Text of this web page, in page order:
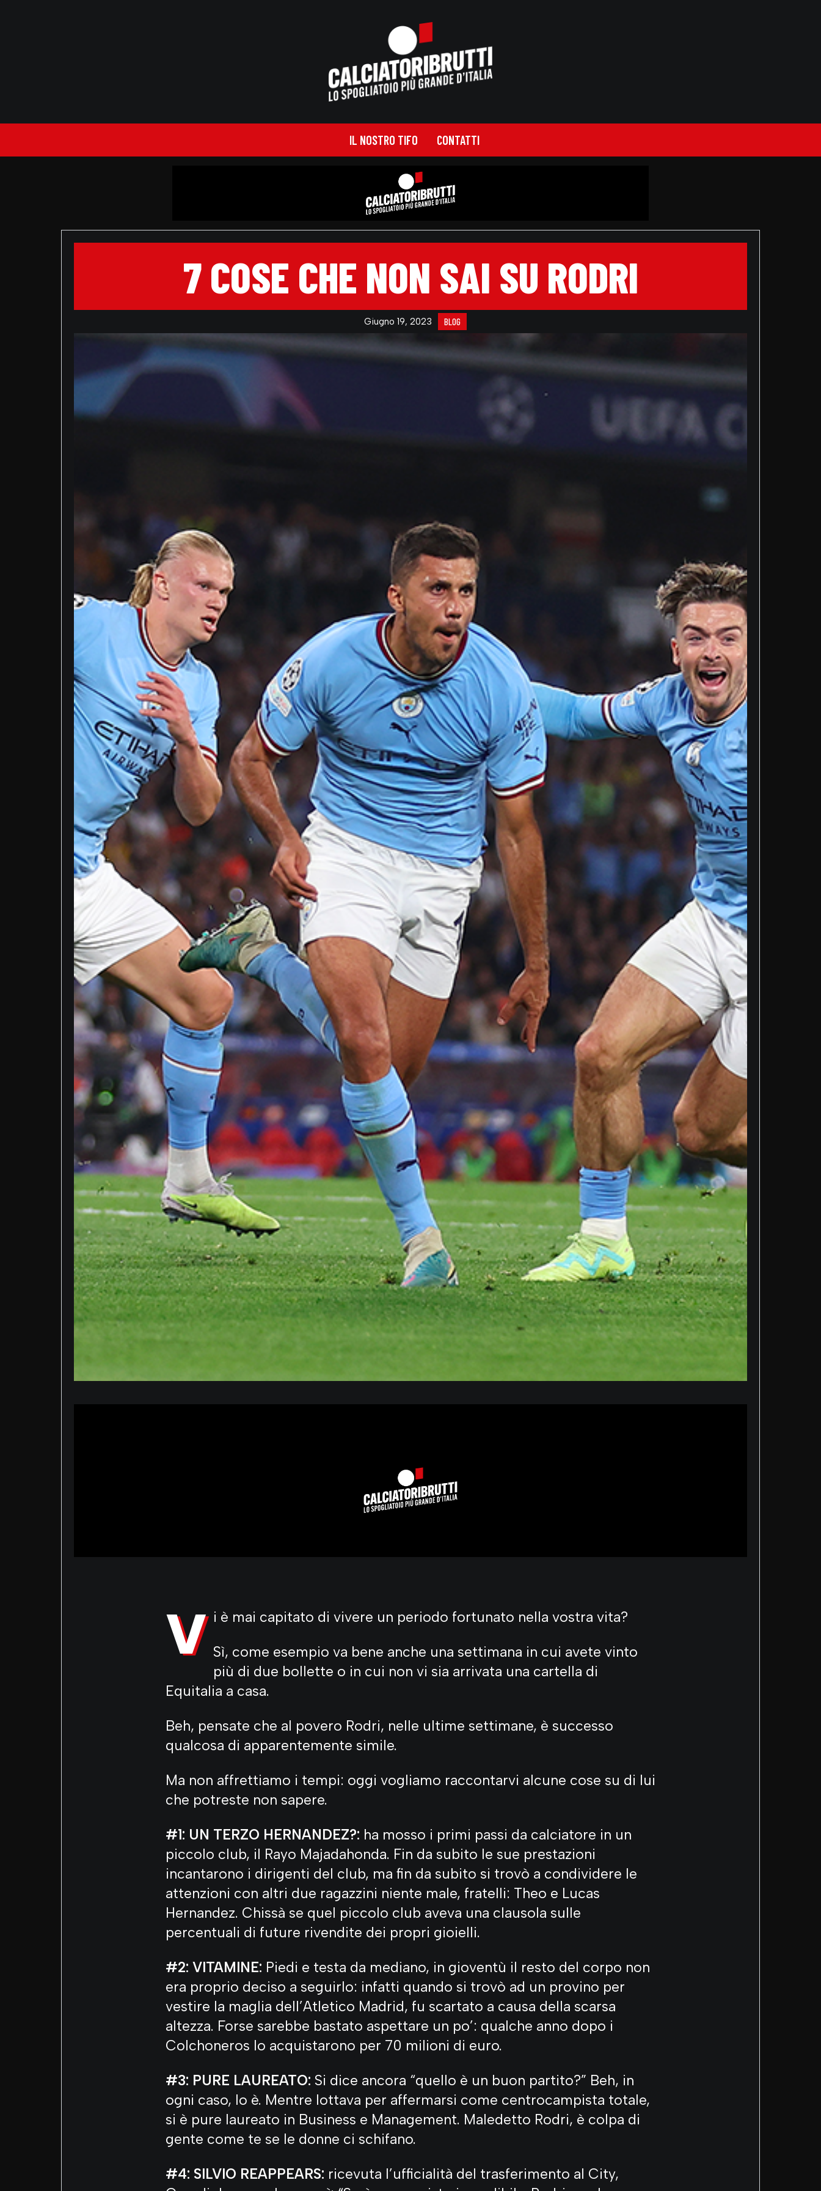
IL NOSTRO TIFO CONTATTI
7 COSE CHE NON SAI SU RODRI
Giugno 19, 2023 BLOG
V i è mai capitato di vivere un periodo fortunato nella vostra vita?
Sì, come esempio va bene anche una settimana in cui avete vinto
più di due bollette o in cui non vi sia arrivata una cartella di
Equitalia a casa.
Beh, pensate che al povero Rodri, nelle ultime settimane, è successo
qualcosa di apparentemente simile.
Ma non affrettiamo i tempi: oggi vogliamo raccontarvi alcune cose su di lui
che potreste non sapere.
#1: UN TERZO HERNANDEZ?: ha mosso i primi passi da calciatore in un
piccolo club, il Rayo Majadahonda. Fin da subito le sue prestazioni
incantarono i dirigenti del club, ma fin da subito si trovò a condividere le
attenzioni con altri due ragazzini niente male, fratelli: Theo e Lucas
Hernandez. Chissà se quel piccolo club aveva una clausola sulle
percentuali di future rivendite dei propri gioielli.
#2: VITAMINE: Piedi e testa da mediano, in gioventù il resto del corpo non
era proprio deciso a seguirlo: infatti quando si trovò ad un provino per
vestire la maglia dell’Atletico Madrid, fu scartato a causa della scarsa
altezza. Forse sarebbe bastato aspettare un po’: qualche anno dopo i
Colchoneros lo acquistarono per 70 milioni di euro.
#3: PURE LAUREATO: Si dice ancora “quello è un buon partito?” Beh, in
ogni caso, lo è. Mentre lottava per affermarsi come centrocampista totale,
si è pure laureato in Business e Management. Maledetto Rodri, è colpa di
gente come te se le donne ci schifano.
#4: SILVIO REAPPEARS: ricevuta l’ufficialità del trasferimento al City,